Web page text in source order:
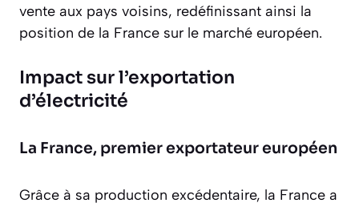
vente aux pays voisins, redéfinissant ainsi la
position de la France sur le marché européen.
Impact sur l’exportation
d’électricité
La France, premier exportateur européen
Grâce à sa production excédentaire, la France a